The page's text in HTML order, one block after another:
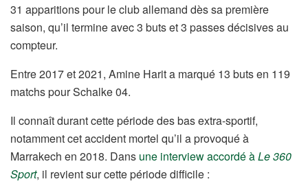
31 apparitions pour le club allemand dès sa première
saison, qu’il termine avec 3 buts et 3 passes décisives au
compteur.
Entre 2017 et 2021, Amine Harit a marqué 13 buts en 119
matchs pour Schalke 04.
Il connaît durant cette période des bas extra-sportif,
notamment cet accident mortel qu’il a provoqué à
Marrakech en 2018. Dans une interview accordé àLe 360
Sport, il revient sur cette période difficile :